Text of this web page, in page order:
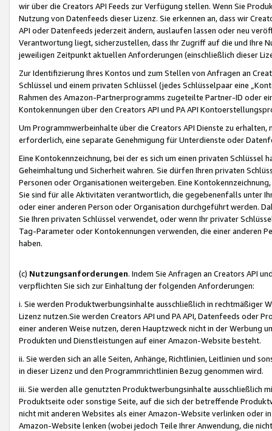
wir über die Creators API Feeds zur Verfügung stellen. Wenn Sie
Nutzung von Datenfeeds dieser Lizenz. Sie erkennen an, dass wir
API oder Datenfeeds jederzeit ändern, auslaufen lassen oder neu
Verantwortung liegt, sicherzustellen, dass Ihr Zugriff auf die und Ihre
jeweiligen Zeitpunkt aktuellen Anforderungen (einschließlich dieser
Zur Identifizierung Ihres Kontos und zum Stellen von Anfragen an
Schlüssel und einem privaten Schlüssel (jedes Schlüsselpaar eine
Rahmen des Amazon-Partnerprogramms zugeteilte Partner-ID oder
Kontokennungen über den Creators API und PA API
Um Programmwerbeinhalte über die Creators API Dienste zu
erforderlich, eine separate Genehmigung für Unterdienste oder
Eine Kontokennzeichnung, bei der es sich um einen privaten
Geheimhaltung und Sicherheit wahren. Sie dürfen Ihren privaten
Personen oder Organisationen weitergeben. Eine
Sie sind für alle Aktivitäten verantwortlich, die gegebenenfalls unter
oder einer anderen Person oder Organisation durchgeführt werden.
Sie Ihren privaten Schlüssel verwendet, oder wenn Ihr privater
Tag-Parameter oder Kontokennungen verwenden, die einer anderen
haben.
(c) Nutzungsanforderungen. Indem Sie Anfragen an Creators API
verpflichten Sie sich zur Einhaltung der folgenden Anforderungen:
i. Sie werden Produktwerbungsinhalte ausschließlich in rechtmäßiger
Lizenz nutzen.Sie werden Creators API und PA API, Datenfeeds oder
einer anderen Weise nutzen, deren Hauptzweck nicht in der Werbung
Produkten und Dienstleistungen auf einer Amazon-Website besteht.
ii. Sie werden sich an alle Seiten, Anhänge, Richtlinien, Leitlinien und
in dieser Lizenz und den Programmrichtlinien Bezug genommen wird.
iii. Sie werden alle genutzten Produktwerbungsinhalte ausschließlich
Produktseite oder sonstige Seite, auf die sich der betreffende
nicht mit anderen Websites als einer Amazon-Website verlinken oder
Amazon-Website lenken (wobei jedoch Teile Ihrer Anwendung, die